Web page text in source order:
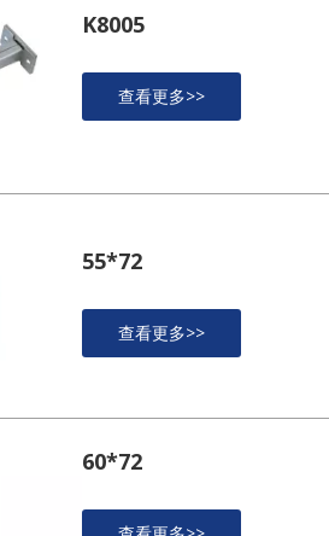
K8005
查看更多>>
55*72
查看更多>>
60*72